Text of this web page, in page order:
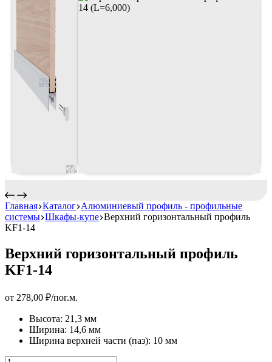
Главная Каталог Алюминиевый профиль - профильные
системы Шкафы-купе Верхний горизонтальный профиль
KF1-14
Верхний горизонтальный профиль
KF1-14
от 278,00 ₽/пог.м.
Высота: 21,3 мм
Ширина: 14,6 мм
Ширина верхней части (паз): 10 мм